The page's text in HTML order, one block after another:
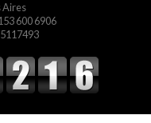
Aires
600 6906
5117493